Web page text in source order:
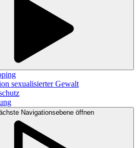
sexualisierter Gewalt
Navigationsebene öffnen